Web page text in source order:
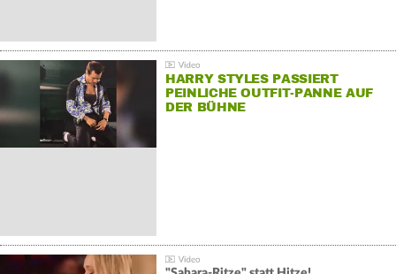
HARRY STYLES PASSIERT
PEINLICHE OUTFIT-PANNE AUF
DER BÜHNE